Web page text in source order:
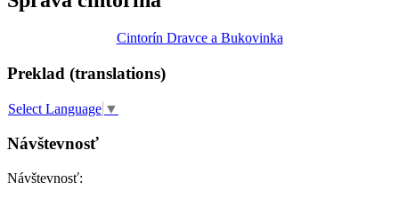
Cintorín Dravce a Bukovinka
Preklad (translations)
Select Language ▼
Návštevnosť
Návštevnosť: